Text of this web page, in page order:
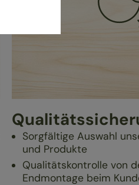
Sorgfältige Auswahl
und Produkte
Qualitätskontrolle von
Endmontage beim